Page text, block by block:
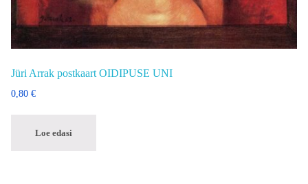
Jüri Arrak postkaart OIDIPUSE UNI
0,80 €
Loe edasi